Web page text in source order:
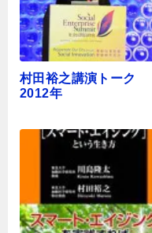
村田裕之講演トーク
2012年